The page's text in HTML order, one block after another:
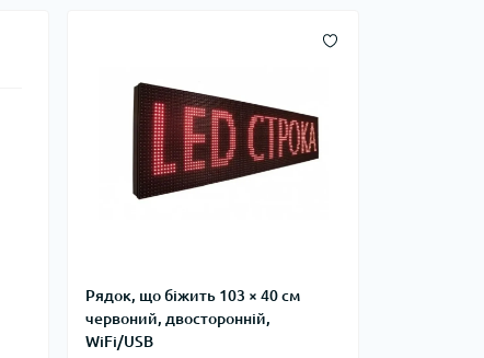
Рядок, що біжить 103 × 40 см
червоний, двосторонній,
WiFi/USB